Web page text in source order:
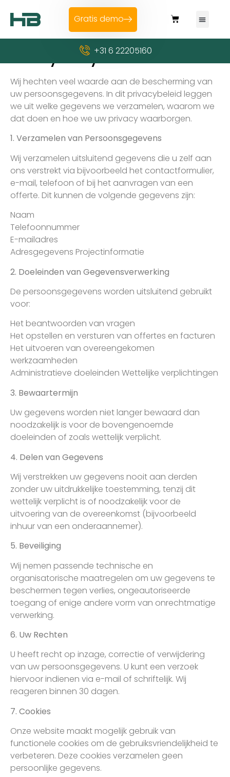
Gratis demo
+31 6 22205160
Privacy Policy
Wij hechten veel waarde aan de bescherming van
uw persoonsgegevens. In dit privacybeleid leggen
we uit welke gegevens we verzamelen, waarom we
dat doen en hoe we uw privacy waarborgen.
1. Verzamelen van Persoonsgegevens
Wij verzamelen uitsluitend gegevens die u zelf aan
ons verstrekt via bijvoorbeeld het contactformulier,
e-mail, telefoon of bij het aanvragen van een
offerte. Dit kunnen de volgende gegevens zijn:
Naam
Telefoonnummer
E-mailadres
Adresgegevens Projectinformatie
2. Doeleinden van Gegevensverwerking
De persoonsgegevens worden uitsluitend gebruikt
voor:
Het beantwoorden van vragen
Het opstellen en versturen van offertes en facturen
Het uitvoeren van overeengekomen
werkzaamheden
Administratieve doeleinden Wettelijke verplichtingen
3. Bewaartermijn
Uw gegevens worden niet langer bewaard dan
noodzakelijk is voor de bovengenoemde
doeleinden of zoals wettelijk verplicht.
4. Delen van Gegevens
Wij verstrekken uw gegevens nooit aan derden
zonder uw uitdrukkelijke toestemming, tenzij dit
wettelijk verplicht is of noodzakelijk voor de
uitvoering van de overeenkomst (bijvoorbeeld
inhuur van een onderaannemer).
5. Beveiliging
Wij nemen passende technische en
organisatorische maatregelen om uw gegevens te
beschermen tegen verlies, ongeautoriseerde
toegang of enige andere vorm van onrechtmatige
verwerking.
6. Uw Rechten
U heeft recht op inzage, correctie of verwijdering
van uw persoonsgegevens. U kunt een verzoek
hiervoor indienen via e-mail of schriftelijk. Wij
reageren binnen 30 dagen.
7. Cookies
Onze website maakt mogelijk gebruik van
functionele cookies om de gebruiksvriendelijkheid te
verbeteren. Deze cookies verzamelen geen
persoonlijke gegevens.